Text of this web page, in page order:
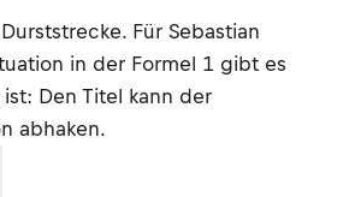
Für Sebastian
in der Formel 1 gibt es
Den Titel kann der
abhaken.